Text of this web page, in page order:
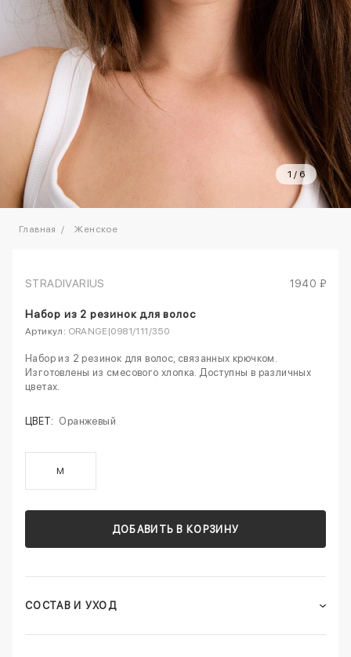
1 / 6
Главная Женское
STRADIVARIUS 1940 ₽
Набор из 2 резинок для волос
Артикул: ORANGE|0981/111/350
Набор из 2 резинок для волос, связанных крючком.
Изготовлены из смесового хлопка. Доступны в различных
цветах.
ЦВЕТ: Оранжевый
M
ДОБАВИТЬ В КОРЗИНУ
СОСТАВ И УХОД